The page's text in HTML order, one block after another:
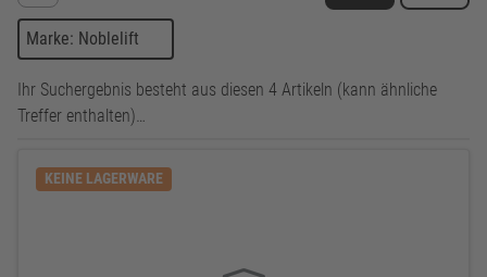
Marke: Noblelift
Ihr Suchergebnis besteht aus diesen 4 Artikeln (kann ähnliche
Treffer enthalten)…
KEINE LAGERWARE